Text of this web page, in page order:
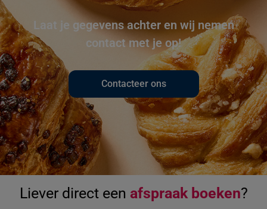
Laat je gegevens achter en wij nemen
contact met je op!
Contacteer ons
Liever direct een afspraak boeken?